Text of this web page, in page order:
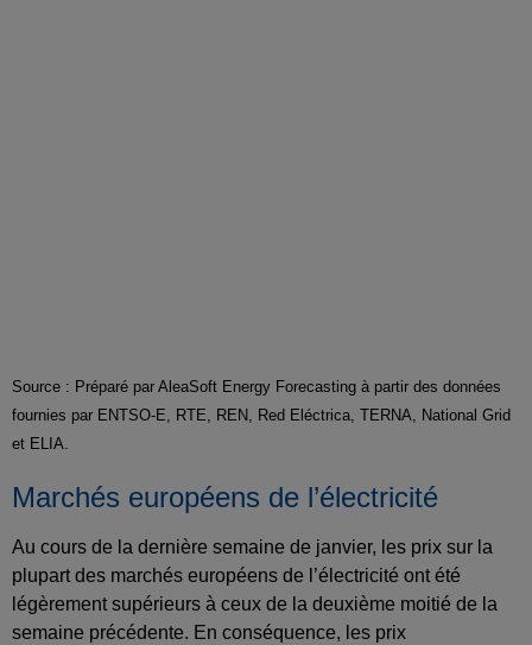
Source : Préparé par AleaSoft Energy Forecasting à partir des données
fournies par ENTSO-E, RTE, REN, Red Eléctrica, TERNA, National Grid
et ELIA.
Marchés européens de l’électricité
Au cours de la dernière semaine de janvier, les prix sur la
plupart des marchés européens de l’électricité ont été
légèrement supérieurs à ceux de la deuxième moitié de la
semaine précédente. En conséquence, les prix